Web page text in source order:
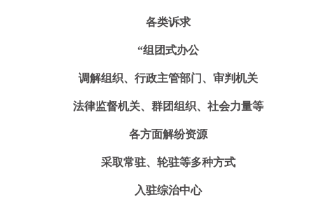
各类诉求
“组团式办公
调解组织、行政主管部门、审判机关
法律监督机关、群团组织、社会力量等
各方面解纷资源
采取常驻、轮驻等多种方式
入驻综治中心